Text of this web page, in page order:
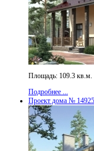
Площадь: 109.3 кв.м.
Подробнее ...
Проект дома №